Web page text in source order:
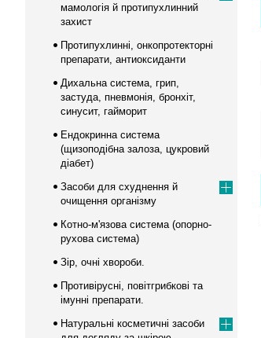
мамологія й протипухлинний
захист
Протипухлинні, онкопротекторні
препарати, антиоксиданти
Дихальна система, грип,
застуда, пневмонія, бронхіт,
синусит, гайморит
Ендокринна система
(щизоподібна залоза, цукровий
діабет)
Засоби для схуднення й
очищення організму
Котно-м'язова система (опорно-
рухова система)
Зір, очні хвороби.
Противірусні, повітгрибкові та
імунні препарати.
Натуральні косметичні засоби